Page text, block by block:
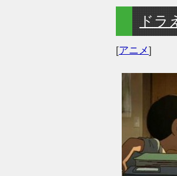
ドラ
[アニメ]